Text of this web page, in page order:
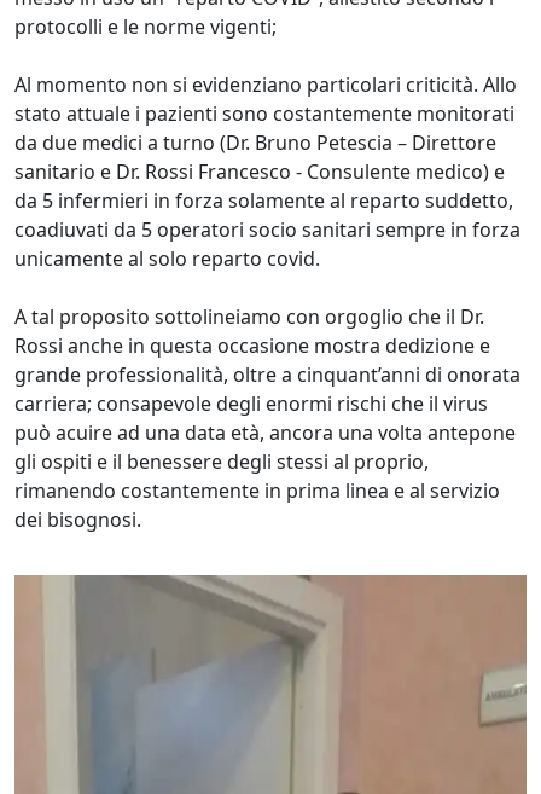
protocolli e le norme vigenti;
Al momento non si evidenziano particolari criticità. Allo
stato attuale i pazienti sono costantemente monitorati
da due medici a turno (Dr. Bruno Petescia – Direttore
sanitario e Dr. Rossi Francesco - Consulente medico) e
da 5 infermieri in forza solamente al reparto suddetto,
coadiuvati da 5 operatori socio sanitari sempre in forza
unicamente al solo reparto covid.
A tal proposito sottolineiamo con orgoglio che il Dr.
Rossi anche in questa occasione mostra dedizione e
grande professionalità, oltre a cinquant’anni di onorata
carriera; consapevole degli enormi rischi che il virus
può acuire ad una data età, ancora una volta antepone
gli ospiti e il benessere degli stessi al proprio,
rimanendo costantemente in prima linea e al servizio
dei bisognosi.